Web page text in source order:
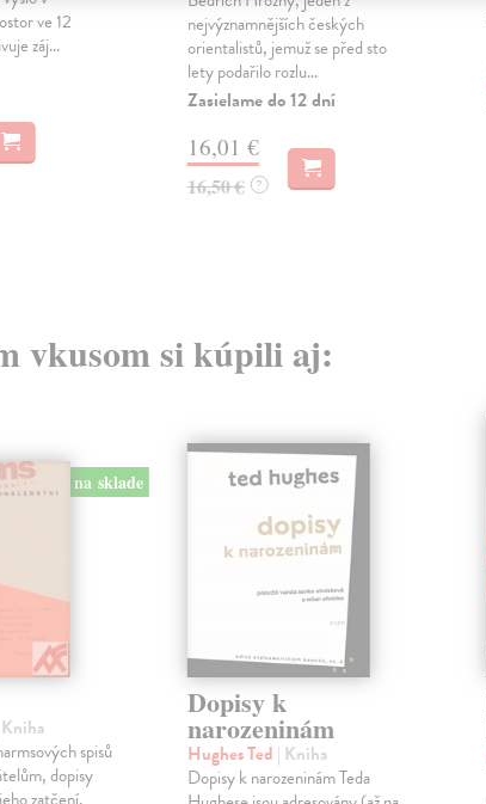
ve 12
záj...
nejvýznamnějších českých
orientalistů, jemuž se před sto
lety podařilo rozlu...
Zasielame do 12 dní
16,01 €
16,50 € ?
vkusom si kúpili aj:
na sklade
spisů
dopisy
Dopisy k
narozeninám
Hughes Ted | Kniha
Dopisy k narozeninám Teda